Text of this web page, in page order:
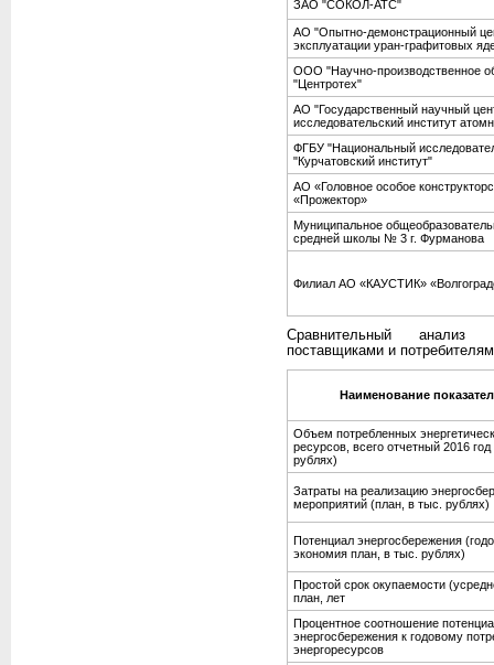
ЗАО "СОКОЛ-АТС"
АО "Опытно-демонстрационный
эксплуатации уран-графитовых
ООО "Научно-производственное
"Центротех"
АО "Государственный научный
исследовательский институт
ФГБУ "Национальный
"Курчатовский институт"
АО «Головное особое
«Прожектор»
Муниципальное
средней школы № 3 г. Фурманова
Филиал АО «КАУСТИК»
Сравнительный анализ
поставщиками и
Наименование
Объем потребленных
ресурсов, всего отчетный 2016
рублях)
Затраты на реализацию
мероприятий (план, в тыс. рублях)
Потенциал энергосбережения
экономия план, в тыс. рублях)
Простой срок окупаемости
план, лет
Процентное соотношение
энергосбережения к годовому
энергоресурсов